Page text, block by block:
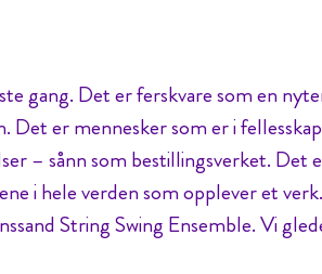
gang. Det er ferskvare som en
er mennesker som er i
– sånn som bestillingsverket. Det
i hele verden som opplever et
String Swing Ensemble. Vi